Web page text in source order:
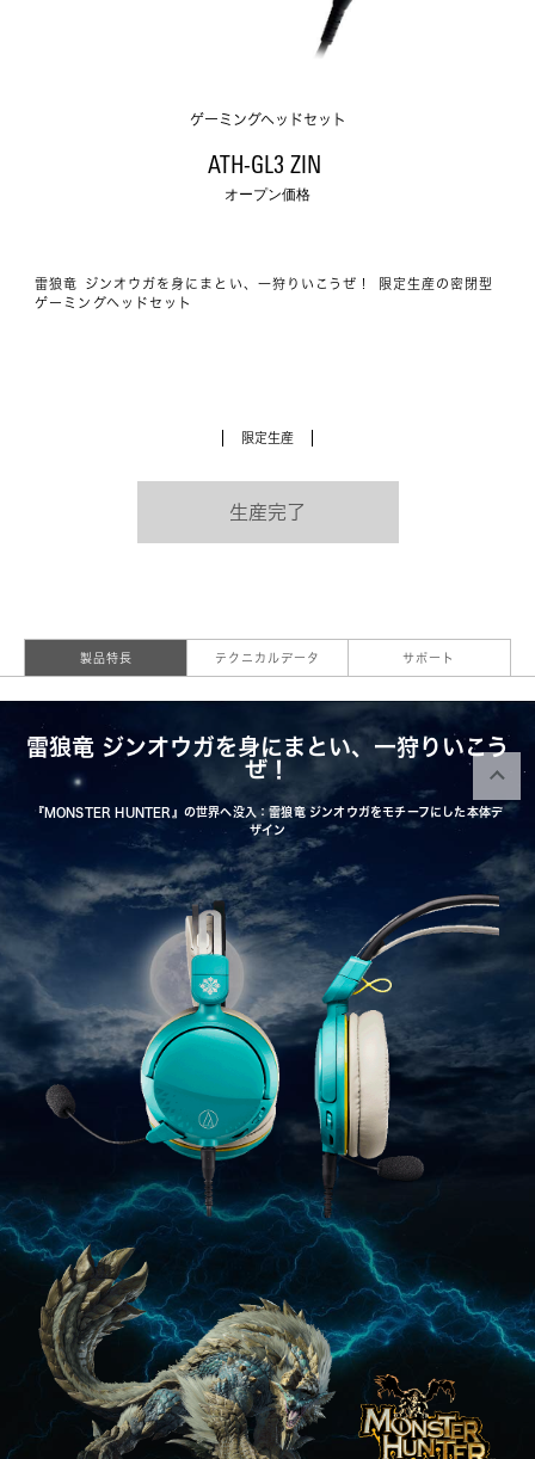
ゲーミングヘッドセット
ATH-GL3 ZIN
オープン価格
雷狼竜 ジンオウガを身にまとい、一狩りいこうぜ！ 限定生産の密閉型
ゲーミングヘッドセット
限定生産
生産完了
製品特長 テクニカルデータ サポート
雷狼竜 ジンオウガを身にまとい、一狩りいこう
ぜ！
『MONSTER HUNTER』の世界へ没入：雷狼竜 ジンオウガをモチーフにした本体デ
ザイン